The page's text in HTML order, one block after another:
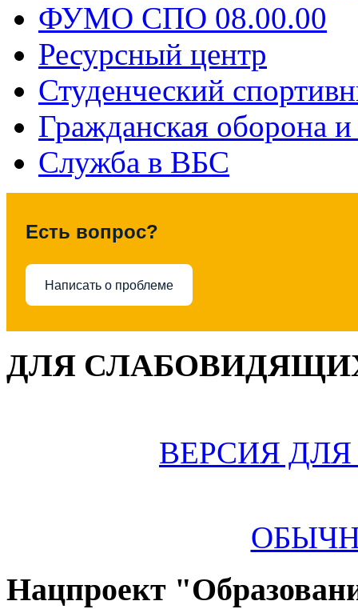
ФУМО СПО 08.00.00
Ресурсный центр
Студенческий
Гражданская оборона
Служба в ВБС
Есть вопрос?
Написать о проблеме
ДЛЯ
ВЕРСИЯ
Нацпроект